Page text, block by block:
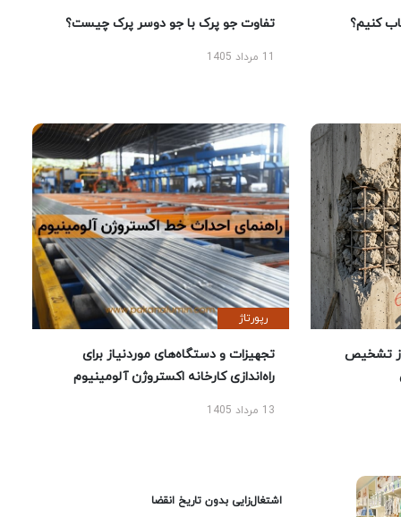
کنیم؟ تفاوت جو پرک با جو دوسر پرک چیست؟
تشخیص
رپورتاژ
تجهیزات و دستگاه‌های موردنیاز برای
راه‌اندازی کارخانه اکستروژن آلومینیوم
13 مرداد 1405
اشتغال‌زایی بدون تاریخ انقضا